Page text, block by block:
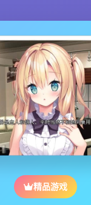
精品游戏